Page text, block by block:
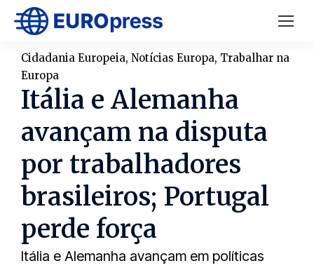
Cidadania Europeia, Notícias Europa, Trabalhar na
Europa
Itália e Alemanha
avançam na disputa
por trabalhadores
brasileiros; Portugal
perde força
Itália e Alemanha avançam em políticas